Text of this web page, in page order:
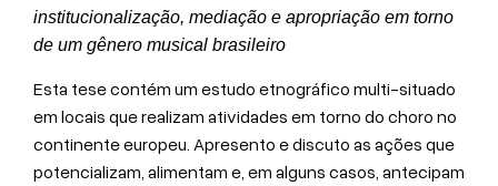
institucionalização, mediação e apropriação em torno
de um gênero musical brasileiro
Esta tese contém um estudo etnográfico multi-situado
em locais que realizam atividades em torno do choro no
continente europeu. Apresento e discuto as ações que
potencializam, alimentam e, em alguns casos, antecipam